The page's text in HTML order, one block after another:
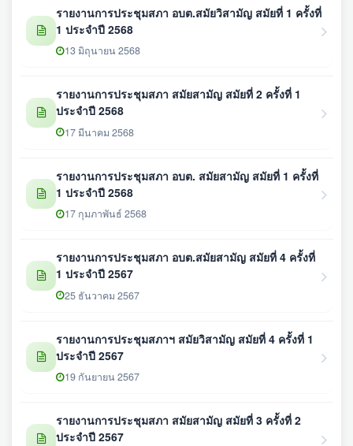
รายงานการประชุมสภา อบต.สมัยวิสามัญ สมัยที่ 1 ครั้งที่
1 ประจำปี 2568
13 มิถุนายน 2568
รายงานการประชุมสภา สมัยสามัญ สมัยที่ 2 ครั้งที่ 1
ประจำปี 2568
17 มีนาคม 2568
รายงานการประชุมสภา อบต. สมัยสามัญ สมัยที่ 1 ครั้งที่
1 ประจำปี 2568
17 กุมภาพันธ์ 2568
รายงานการประชุมสภา อบต.สมัยสามัญ สมัยที่ 4 ครั้งที่
1 ประจำปี 2567
25 ธันวาคม 2567
รายงานการประชุมสภาฯ สมัยวิสามัญ สมัยที่ 4 ครั้งที่ 1
ประจำปี 2567
19 กันยายน 2567
รายงานการประชุมสภา สมัยสามัญ สมัยที่ 3 ครั้งที่ 2
ประจำปี 2567